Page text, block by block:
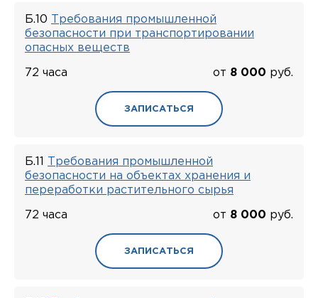
Б.10
Требования промышленной
безопасности при транспортировании
опасных веществ
72 часа от 8 000 руб.
ЗАПИСАТЬСЯ
Б.11
Требования промышленной
безопасности на объектах хранения и
переработки растительного сырья
72 часа от 8 000 руб.
ЗАПИСАТЬСЯ